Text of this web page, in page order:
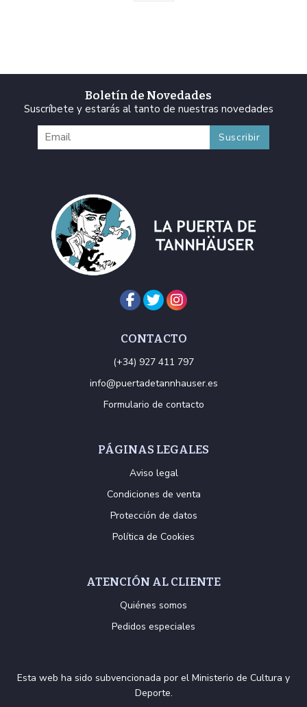
Boletín de Novedades
Suscríbete y estarás al tanto de nuestras novedades
CONTACTO
(+34) 927 411 797
info@puertadetannhauser.es
Formulario de contacto
PÁGINAS LEGALES
Aviso legal
Condiciones de venta
Protección de datos
Política de Cookies
ATENCIÓN AL CLIENTE
Quiénes somos
Pedidos especiales
Esta web ha sido subvencionada por el Ministerio de Cultura y
Deporte.